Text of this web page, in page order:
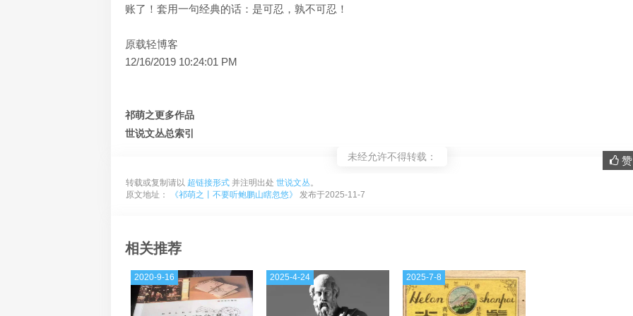
账了！套用一句经典的话：是可忍，孰不可忍！
原载轻博客
12/16/2019 10:24:01 PM
祁萌之更多作品
世说文丛总索引
未经允许不得转载：
转载或复制请以 超链接形式 并注明出处 世说文丛。
原文地址：
《祁萌之丨不要听鲍鹏山瞎忽悠》 发布于2025-11-7
相关推荐
2020-9-16 2025-4-24 2025-7-8